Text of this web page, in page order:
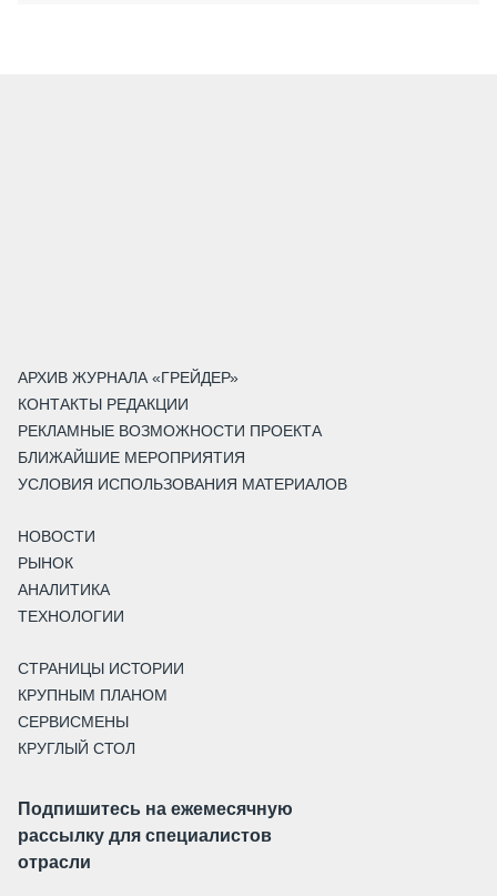
АРХИВ ЖУРНАЛА «ГРЕЙДЕР»
КОНТАКТЫ РЕДАКЦИИ
РЕКЛАМНЫЕ ВОЗМОЖНОСТИ ПРОЕКТА
БЛИЖАЙШИЕ МЕРОПРИЯТИЯ
УСЛОВИЯ ИСПОЛЬЗОВАНИЯ МАТЕРИАЛОВ
НОВОСТИ
РЫНОК
АНАЛИТИКА
ТЕХНОЛОГИИ
СТРАНИЦЫ ИСТОРИИ
КРУПНЫМ ПЛАНОМ
СЕРВИСМЕНЫ
КРУГЛЫЙ СТОЛ
Подпишитесь на ежемесячную
рассылку для специалистов
отрасли